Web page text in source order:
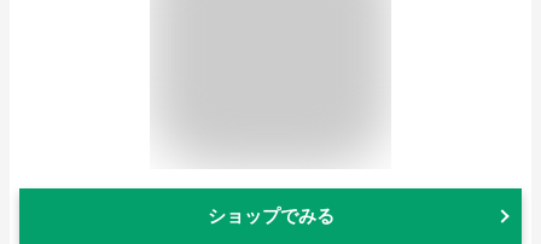
ショップでみる